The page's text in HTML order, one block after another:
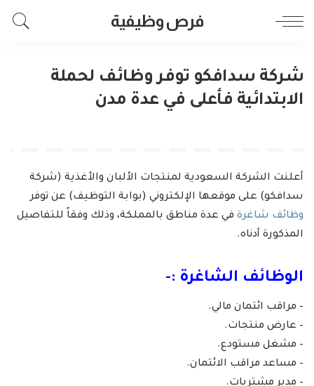
فرص وظيفية
شركة سدافكو توفر وظائف لحملة
الابتدائية فأعلى في عدة مدن
أعلنت الشركة السعودية لمنتجات الألبان والأغذية (شركة
سدافكو) على موقعها الإلكتروني (بوابة التوظيف) عن توفر
وظائف شاغرة في عدة مناطق بالمملكة، وذلك وفقاً للتفاصيل
المذكورة أدناه.
الوظائف الشاغرة :-
– مراقب ائتمان مالي.
– عارض منتجات.
– مشغل مستودع.
– مساعد مراقب الائتمان.
– مدير مشتريات.